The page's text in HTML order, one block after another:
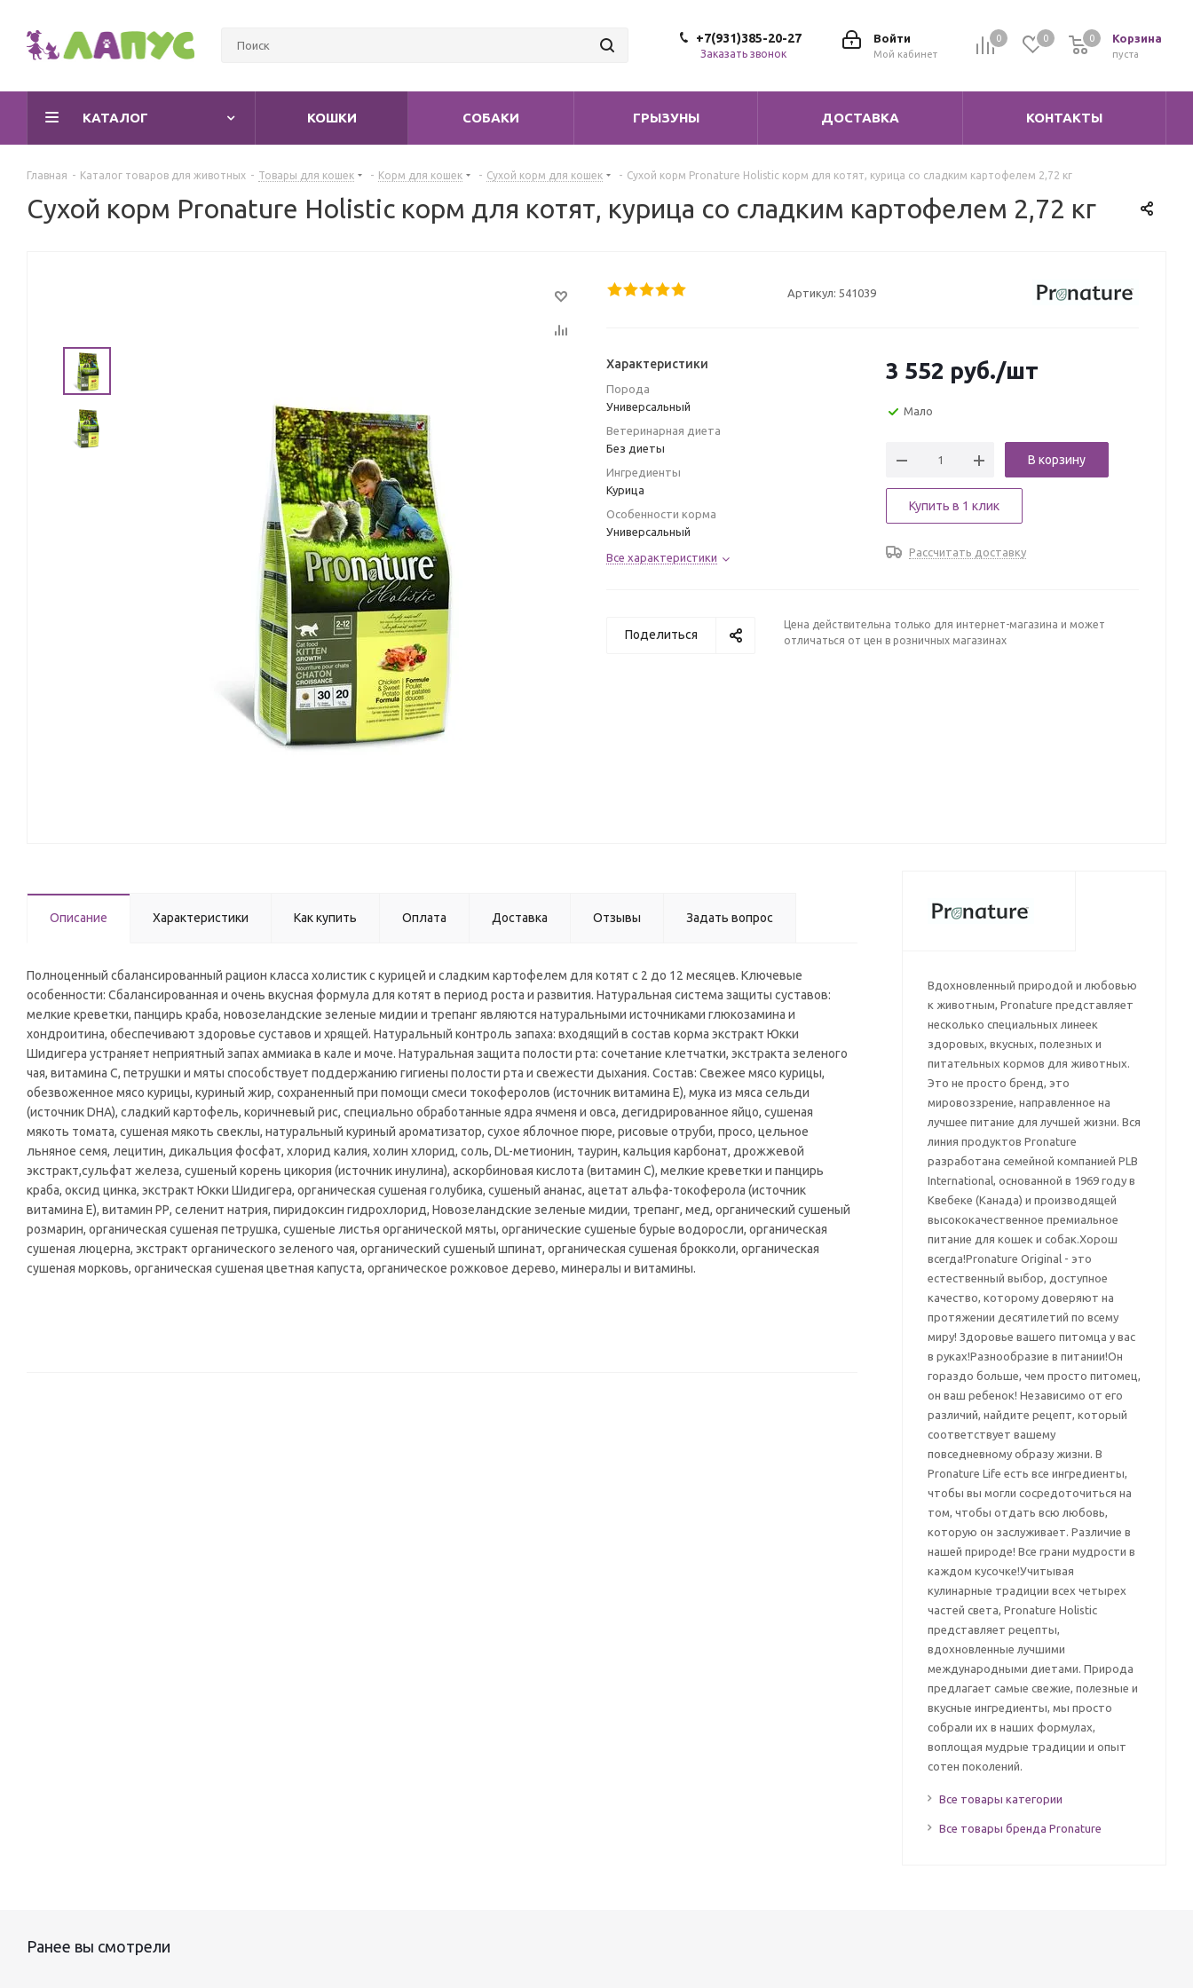
0 0 Корзина
0
пуста
0
Войти
Мой кабинет
+7(931)385-20-27
Заказать звонок
КАТАЛОГ КОШКИ СОБАКИ ГРЫЗУНЫ ДОСТАВКА КОНТАКТЫ
Главная - Каталог товаров для животных - Товары для кошек - Корм для кошек - Сухой корм для кошек - Сухой корм Pronature Holistic корм для котят, курица со сладким картофелем 2,72 кг
Сухой корм Pronature Holistic корм для котят, курица со сладким картофелем 2,72 кг
Артикул: 541039
Характеристики
Порода
Универсальный
Ветеринарная диета
Без диеты
Ингредиенты
Курица
Особенности корма
Универсальный
Все характеристики
3 552 руб./шт
Мало
В корзину
Купить в 1 клик
Рассчитать доставку
Поделиться
Цена действительна только для интернет-магазина и может
отличаться от цен в розничных магазинах
Описание Характеристики Как купить Оплата Доставка Отзывы Задать вопрос
Полноценный сбалансированный рацион класса холистик с курицей и сладким картофелем для котят с 2 до 12 месяцев. Ключевые
особенности: Сбалансированная и очень вкусная формула для котят в период роста и развития. Натуральная система защиты суставов:
мелкие креветки, панцирь краба, новозеландские зеленые мидии и трепанг являются натуральными источниками глюкозамина и
хондроитина, обеспечивают здоровье суставов и хрящей. Натуральный контроль запаха: входящий в состав корма экстракт Юкки
Шидигера устраняет неприятный запах аммиака в кале и моче. Натуральная защита полости рта: сочетание клетчатки, экстракта зеленого
чая, витамина С, петрушки и мяты способствует поддержанию гигиены полости рта и свежести дыхания. Состав: Свежее мясо курицы,
обезвоженное мясо курицы, куриный жир, сохраненный при помощи смеси токоферолов (источник витамина Е), мука из мяса сельди
(источник DHA), сладкий картофель, коричневый рис, специально обработанные ядра ячменя и овса, дегидрированное яйцо, сушеная
мякоть томата, сушеная мякоть свеклы, натуральный куриный ароматизатор, сухое яблочное пюре, рисовые отруби, просо, цельное
льняное семя, лецитин, дикальция фосфат, хлорид калия, холин хлорид, соль, DL-метионин, таурин, кальция карбонат, дрожжевой
экстракт,сульфат железа, сушеный корень цикория (источник инулина), аскорбиновая кислота (витамин С), мелкие креветки и панцирь
краба, оксид цинка, экстракт Юкки Шидигера, органическая сушеная голубика, сушеный ананас, ацетат альфа-токоферола (источник
витамина Е), витамин РР, селенит натрия, пиридоксин гидрохлорид, Новозеландские зеленые мидии, трепанг, мед, органический сушеный
розмарин, органическая сушеная петрушка, сушеные листья органической мяты, органические сушеные бурые водоросли, органическая
сушеная люцерна, экстракт органического зеленого чая, органический сушеный шпинат, органическая сушеная брокколи, органическая
сушеная морковь, органическая сушеная цветная капуста, органическое рожковое дерево, минералы и витамины.
Вдохновленный природой и любовью
к животным, Pronature представляет
несколько специальных линеек
здоровых, вкусных, полезных и
питательных кормов для животных.
Это не просто бренд, это
мировоззрение, направленное на
лучшее питание для лучшей жизни. Вся
линия продуктов Pronature
разработана семейной компанией PLB
International, основанной в 1969 году в
Квебеке (Канада) и производящей
высококачественное премиальное
питание для кошек и собак.Хорош
всегда!Pronature Original - это
естественный выбор, доступное
качество, которому доверяют на
протяжении десятилетий по всему
миру! Здоровье вашего питомца у вас
в руках!Разнообразие в питании!Он
гораздо больше, чем просто питомец,
он ваш ребенок! Независимо от его
различий, найдите рецепт, который
соответствует вашему
повседневному образу жизни. В
Pronature Life есть все ингредиенты,
чтобы вы могли сосредоточиться на
том, чтобы отдать всю любовь,
которую он заслуживает. Различие в
нашей природе! Все грани мудрости в
каждом кусочке!Учитывая
кулинарные традиции всех четырех
частей света, Pronature Holistic
представляет рецепты,
вдохновленные лучшими
международными диетами. Природа
предлагает самые свежие, полезные и
вкусные ингредиенты, мы просто
собрали их в наших формулах,
воплощая мудрые традиции и опыт
сотен поколений.
Все товары категории
Все товары бренда Pronature
Ранее вы смотрели